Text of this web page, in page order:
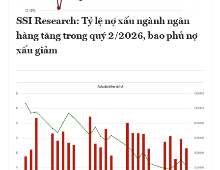
SSI Research: Tỷ lệ nợ xấu ngành ngân
hàng tăng trong quý 2/2026, bao phủ nợ
xấu giảm